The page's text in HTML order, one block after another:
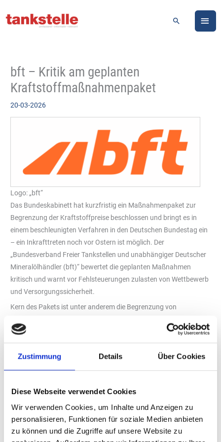
Zustimmung Details Über Cookies
Diese Webseite verwendet Cookies
Wir verwenden Cookies, um Inhalte und Anzeigen zu
personalisieren, Funktionen für soziale Medien anbieten
zu können und die Zugriffe auf unsere Website zu
Inhalt
Suchen
bft – Kritik am geplanten
Kraftstoffmaßnahmenpaket
20-03-2026
Logo: „bft“
Das Bundeskabinett hat kurzfristig ein Maßnahmenpaket zur
Begrenzung der Kraftstoffpreise beschlossen und bringt es in
einem beschleunigten Verfahren in den Deutschen Bundestag ein
– ein Inkrafttreten noch vor Ostern ist möglich. Der
„Bundesverband Freier Tankstellen und unabhängiger Deutscher
Mineralölhändler (bft)“ bewertet die geplanten Maßnahmen
kritisch und warnt vor Fehlsteuerungen zulasten von Wettbewerb
und Versorgungssicherheit.
Kern des Pakets ist unter anderem die Begrenzung von
verbraucherfreundlich klingt, setzt aus Sicht des „bft“ falsche
Anreize: Tankstellen – insbesondere unabhängige Betreiber – sind
überwiegend reine Einkäufer, die auf Großhandelspreise
reagieren, diese aber nicht bestimmen. „Wer nur einmal täglich
sondern mit einem Sicherheitsaufschlag versehen“, warnt „bft“-
Hauptgeschäftsführer Daniel Kaddik. Durchschnittspreise
könnten so eher steigen als sinken.
Freie Tankstellen unter Druck